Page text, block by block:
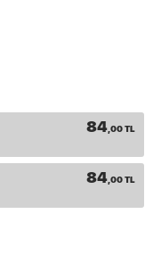
84,00 TL
84,00 TL